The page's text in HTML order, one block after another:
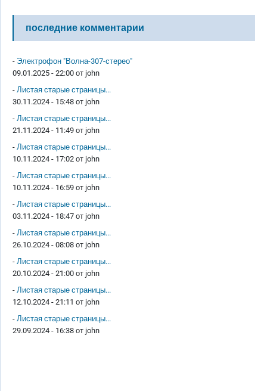
последние комментарии
- Электрофон "Волна-307-стерео"
09.01.2025 - 22:00 от john
- Листая старые страницы...
30.11.2024 - 15:48 от john
- Листая старые страницы...
21.11.2024 - 11:49 от john
- Листая старые страницы...
10.11.2024 - 17:02 от john
- Листая старые страницы...
10.11.2024 - 16:59 от john
- Листая старые страницы...
03.11.2024 - 18:47 от john
- Листая старые страницы...
26.10.2024 - 08:08 от john
- Листая старые страницы...
20.10.2024 - 21:00 от john
- Листая старые страницы...
12.10.2024 - 21:11 от john
- Листая старые страницы...
29.09.2024 - 16:38 от john